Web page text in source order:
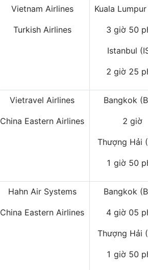
Vietnam Airlines
Turkish Airlines
Kuala
3 giờ 50
Istanbul
2 giờ 25
Vietravel Airlines
China Eastern Airlines
Bangkok
2 giờ
Thượng Hải
1 giờ 50
Hahn Air Systems
China Eastern Airlines
Bangkok
4 giờ 05
Thượng Hải
1 giờ 50